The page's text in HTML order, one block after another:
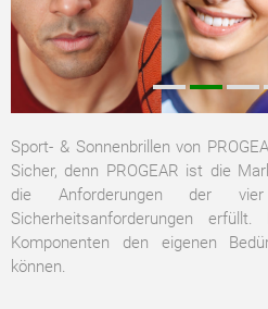
Sport- & Sonnenbrillen von
Sicher, denn PROGEAR ist die
die Anforderungen der vier
Sicherheitsanforderungen
Komponenten den eigenen
können.